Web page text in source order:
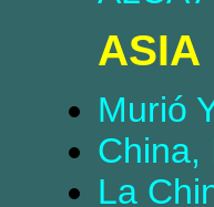
ASIA
Murió
China,
La